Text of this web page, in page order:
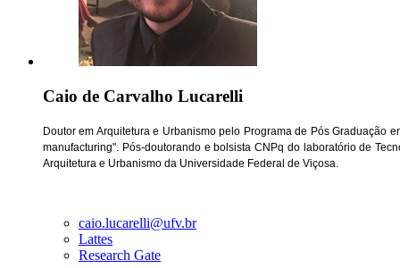
Caio de Carvalho Lucarelli
Doutor em Arquitetura e Urbanismo pelo Programa de Pós Graduação
manufacturing". Pós-doutorando e bolsista CNPq do laboratório de
Arquitetura e Urbanismo da Universidade Federal de Viçosa.
caio.lucarelli@ufv.br
Lattes
Research Gate